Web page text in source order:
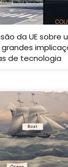
da UE sobre
de tecnologia